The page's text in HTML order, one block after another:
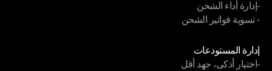
- نظام إدارة المرتجعات
-إدارة أداء الشحن
-إدارة أداء الشحن
- تسوية فواتير الشحن
إدارة المستودعات
إدارة المستودعات
-اختيار أذكى، جهد أقل